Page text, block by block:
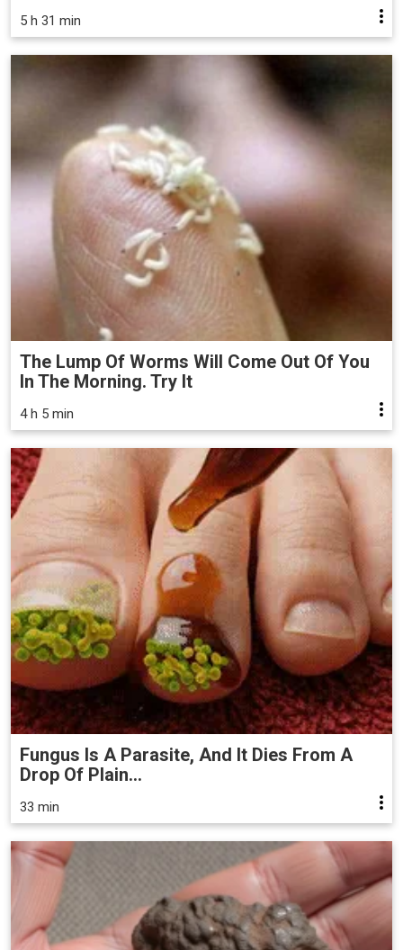
5 h 31 min
The Lump Of Worms Will Come Out Of You
In The Morning. Try It
4 h 5 min
Fungus Is A Parasite, And It Dies From A
Drop Of Plain...
33 min